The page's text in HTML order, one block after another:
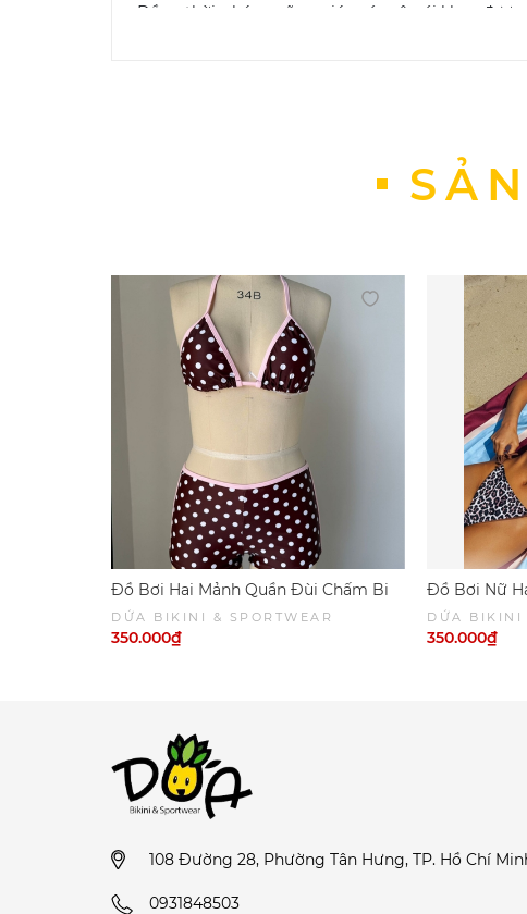
• Đồng thời, chúng cũng giúp các cô gái khoe
Không dùng xà phòng có chất tẩy cao
Không phơi quần áo bơi trực tiếp dưới ánh
Xả đầy nước lạnh vào bồn, thêm vào đó
Ngâm trong vòng ba mươi phút và giũ
Vắt khô bằng cách nhẹ nhàng cuốn đồ
cách thông thường chính là một trong các
Khi đã ép nước xong, hãy trải phẳng để
Cách chọn size đồ bơi:
• Chọn Bảng Quy Đổi Kích Cỡ để lựa chọn size
Đồ Bơi Hai Mảnh Quần Đùi Chấm Bi
Viền Hồng
DỨA BIKINI & SPORTWEAR
350.000₫
Đồ Bơi Nữ
Phối Nâu
SPORTWEAR
DỨA BIKINI
350.000₫
108 Đường 28, Phường Tân Hưng, TP. Hồ Chí
0931848503